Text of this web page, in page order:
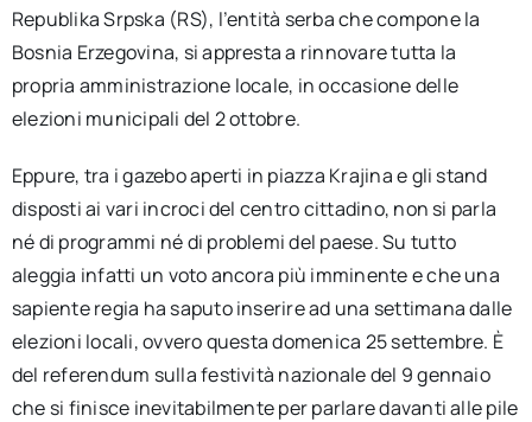
Republika Srpska (RS), l’entità serba che compone la
Bosnia Erzegovina, si appresta a rinnovare tutta la
propria amministrazione locale, in occasione delle
elezioni municipali del 2 ottobre.
Eppure, tra i gazebo aperti in piazza Krajina e gli stand
disposti ai vari incroci del centro cittadino, non si parla
né di programmi né di problemi del paese. Su tutto
aleggia infatti un voto ancora più imminente e che una
sapiente regia ha saputo inserire ad una settimana dalle
elezioni locali, ovvero questa domenica 25 settembre. È
del referendum sulla festività nazionale del 9 gennaio
che si finisce inevitabilmente per parlare davanti alle pile